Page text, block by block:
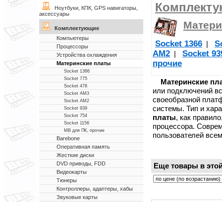
Ноутбуки, КПК, GPS навигаторы,
аксессуары
Комплектующие
Компьютеры
Процессоры
Устройства охлаждения
Материнские платы
Socket 1366
Socket 775
Socket 478
Socket AM3
Socket AM2
Socket 939
Socket 754
Socket 1156
MB для ПК, прочие
Barebone
Оперативная память
Жесткие диски
DVD приводы, FDD
Видеокарты
Тюнеры
Контроллеры, адаптеры, хабы
Звуковые карты
Socket 1366 |
AM2 |
Socket
прочие
Материнские
или подключений
своеобразной
системы. Тип и
платы, как
процессора.
пользователей
Еще товары в